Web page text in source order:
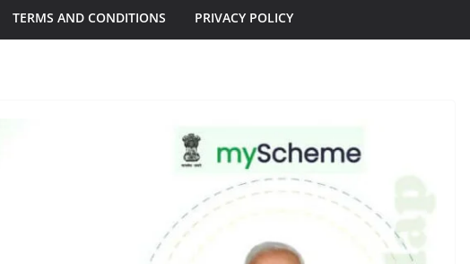
TERMS AND CONDITIONS PRIVACY POLICY